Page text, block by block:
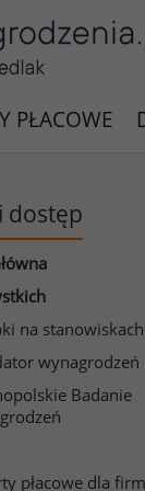
PŁACOWE
dostęp
na stanowiskach
wynagrodzeń
Badanie
płacowe dla firm